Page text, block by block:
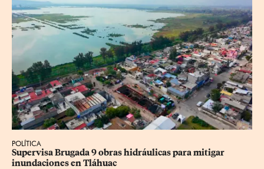
POLÍTICA
Supervisa Brugada 9 obras hidráulicas para mitigar
inundaciones en Tláhuac